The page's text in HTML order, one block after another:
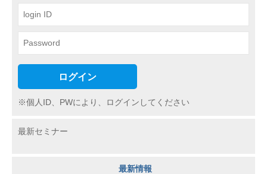
ョ
ン
ログイン
※個人ID、PWにより、ログインしてください
最新セミナー
最新情報